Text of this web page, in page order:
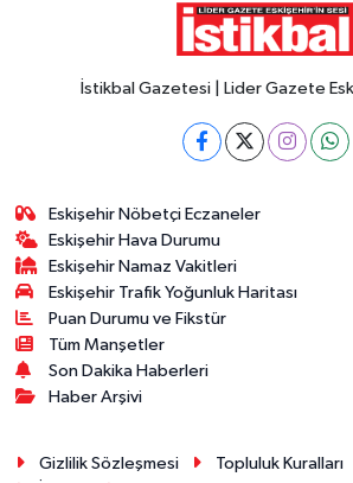
İstikbal Gazetesi | Lider Gazete
Eskişehir Nöbetçi Eczaneler
Eskişehir Hava Durumu
Eskişehir Namaz Vakitleri
Eskişehir Trafik Yoğunluk Haritası
Puan Durumu ve Fikstür
Tüm Manşetler
Son Dakika Haberleri
Haber Arşivi
Gizlilik Sözleşmesi Topluluk Kuralları